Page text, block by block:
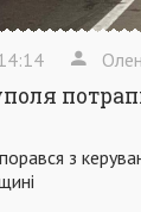
з